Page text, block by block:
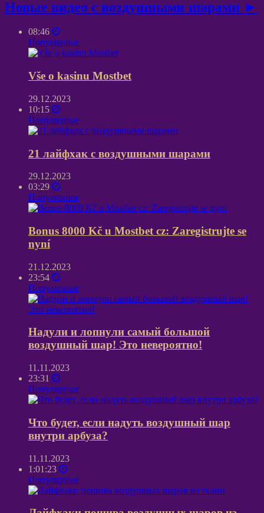
Новые видео с воздушными шарами ►
08:46
Популярные
Vše o kasinu Mostbet
29.12.2023
10:15
Популярные
21 лайфхак с воздушными шарами
29.12.2023
03:29
Популярные
Bonus 8000 Kč u Mostbet cz: Zaregistrujte se
nyní
21.12.2023
23:54
Популярные
Надули и лопнули самый большой
воздушный шар! Это невероятно!
11.11.2023
23:31
Популярные
Что будет, если надуть воздушный шар
внутри арбуза?
11.11.2023
1:01:23
Популярные